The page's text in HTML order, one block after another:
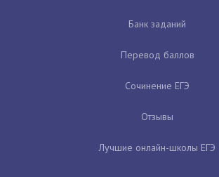
Банк заданий
Перевод баллов
Сочинение ЕГЭ
Отзывы
Лучшие онлайн-школы ЕГЭ